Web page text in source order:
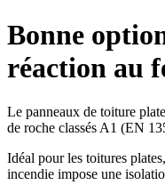
Bonne
réaction au
Le panneaux de toiture
de roche classés A1 (EN
Idéal pour les toitures
incendie impose une